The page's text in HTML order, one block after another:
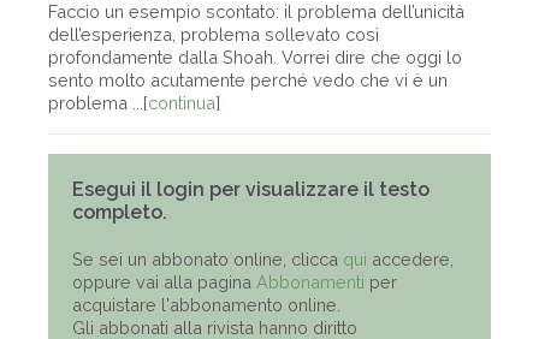
Faccio un esempio scontato: il problema dell’unicità
dell’esperienza, problema sollevato così
profondamente dalla Shoah. Vorrei dire che oggi lo
sento molto acutamente perché vedo che vi è un
problema ...[continua]
Esegui il login per visualizzare il testo
completo.
Se sei un abbonato online, clicca qui accedere,
oppure vai alla pagina Abbonamenti per
acquistare l'abbonamento online.
Gli abbonati alla rivista hanno diritto